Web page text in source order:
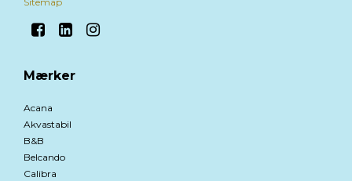
Mærker
Acana
Akvastabil
B&B
Belcando
Calibra